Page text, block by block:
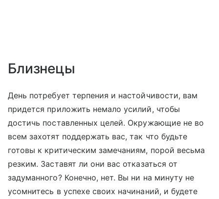
Близнецы
День потребует терпения и настойчивости, вам
придется приложить немало усилий, чтобы
достичь поставленных целей. Окружающие не во
всем захотят поддержать вас, так что будьте
готовы к критическим замечаниям, порой весьма
резким. Заставят ли они вас отказаться от
задуманного? Конечно, нет. Вы ни на минуту не
усомнитесь в успехе своих начинаний, и будете